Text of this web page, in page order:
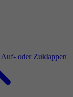
Auf- oder Zuklappen